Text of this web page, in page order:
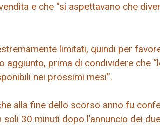
e che “si aspettavano che
limitati, quindi per
aggiunto, prima di condividere che
nei prossimi mesi”.
alla fine dello scorso anno fu
30 minuti dopo l’annuncio dei